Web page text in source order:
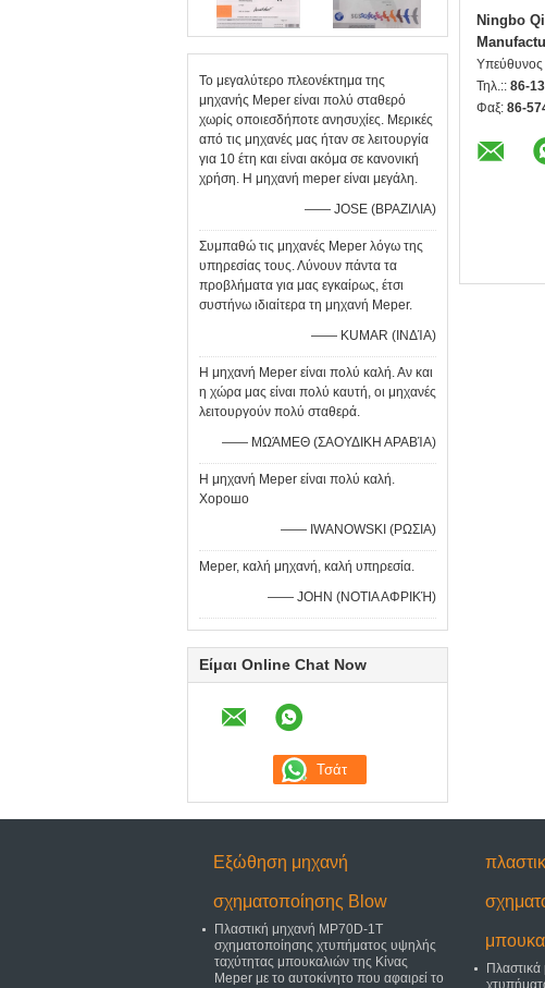
Το μεγαλύτερο πλεονέκτημα της
μηχανής Meper είναι πολύ σταθερό
χωρίς οποιεσδήποτε ανησυχίες. Μερικές
από τις μηχανές μας ήταν σε λειτουργία
για 10 έτη και είναι ακόμα σε κανονική
χρήση. Η μηχανή meper είναι μεγάλη.
—— JOSE (ΒΡΑΖΙΛΙΑ)
Συμπαθώ τις μηχανές Meper λόγω της
υπηρεσίας τους. Λύνουν πάντα τα
προβλήματα για μας εγκαίρως, έτσι
συστήνω ιδιαίτερα τη μηχανή Meper.
—— KUMAR (ΙΝΔΊΑ)
Η μηχανή Meper είναι πολύ καλή. Αν και
η χώρα μας είναι πολύ καυτή, οι μηχανές
λειτουργούν πολύ σταθερά.
—— ΜΩΆΜΕΘ (ΣΑΟΥΔΙΚΗ ΑΡΑΒΊΑ)
Η μηχανή Meper είναι πολύ καλή.
Хорошо
—— IWANOWSKI (ΡΩΣΙΑ)
Meper, καλή μηχανή, καλή υπηρεσία.
—— JOHN (ΝΟΤΙΑ ΑΦΡΙΚΉ)
Είμαι Online Chat Now
Ningbo
Υπεύθυνος
Τηλ.:: 86-
Φαξ: 86-
Εξώθηση μηχανή
σχηματοποίησης Blow
Πλαστική μηχανή MP70D-1T
σχηματοποίησης χτυπήματος υψηλής
ταχύτητας μπουκαλιών της Κίνας
Meper με το αυτοκίνητο που αφαιρεί το